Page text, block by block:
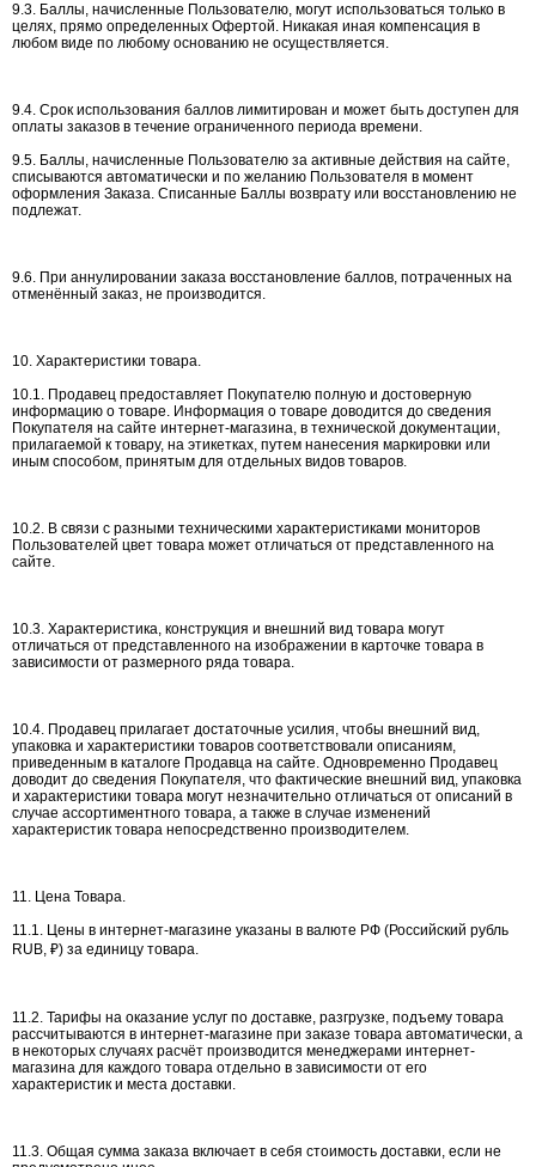
9.3. Баллы, начисленные Пользователю, могут использоваться только в
целях, прямо определенных Офертой. Никакая иная компенсация в
любом виде по любому основанию не осуществляется.
9.4. Срок использования баллов лимитирован и может быть доступен для
оплаты заказов в течение ограниченного периода времени.
9.5. Баллы, начисленные Пользователю за активные действия на сайте,
списываются автоматически и по желанию Пользователя в момент
оформления Заказа. Списанные Баллы возврату или восстановлению не
подлежат.
9.6. При аннулировании заказа восстановление баллов, потраченных на
отменённый заказ, не производится.
10. Характеристики товара.
10.1. Продавец предоставляет Покупателю полную и достоверную
информацию о товаре. Информация о товаре доводится до сведения
Покупателя на сайте интернет-магазина, в технической документации,
прилагаемой к товару, на этикетках, путем нанесения маркировки или
иным способом, принятым для отдельных видов товаров.
10.2. В связи с разными техническими характеристиками мониторов
Пользователей цвет товара может отличаться от представленного на
сайте.
10.3. Характеристика, конструкция и внешний вид товара могут
отличаться от представленного на изображении в карточке товара в
зависимости от размерного ряда товара.
10.4. Продавец прилагает достаточные усилия, чтобы внешний вид,
упаковка и характеристики товаров соответствовали описаниям,
приведенным в каталоге Продавца на сайте. Одновременно Продавец
доводит до сведения Покупателя, что фактические внешний вид, упаковка
и характеристики товара могут незначительно отличаться от описаний в
случае ассортиментного товара, а также в случае изменений
характеристик товара непосредственно производителем.
11. Цена Товара.
11.1. Цены в интернет-магазине указаны в валюте РФ (Российский рубль
RUB, ₽) за единицу товара.
11.2. Тарифы на оказание услуг по доставке, разгрузке, подъему товара
рассчитываются в интернет-магазине при заказе товара автоматически, а
в некоторых случаях расчёт производится менеджерами интернет-
магазина для каждого товара отдельно в зависимости от его
характеристик и места доставки.
11.3. Общая сумма заказа включает в себя стоимость доставки, если не